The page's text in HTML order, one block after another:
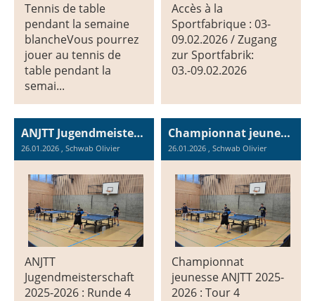
Tennis de table
pendant la semaine
blancheVous pourrez
jouer au tennis de
table pendant la
semai...
Accès à la
Sportfabrique : 03-
09.02.2026 / Zugang
zur Sportfabrik:
03.-09.02.2026
ANJTT Jugendmeisterschaft 2025-2026 : Runde 4
26.01.2026 , Schwab Olivier
ANJTT
Jugendmeisterschaft
2025-2026 : Runde 4
Championnat jeunesse ANJTT 2025-2026 : Tour 4
26.01.2026 , Schwab Olivier
Championnat
jeunesse ANJTT 2025-
2026 : Tour 4